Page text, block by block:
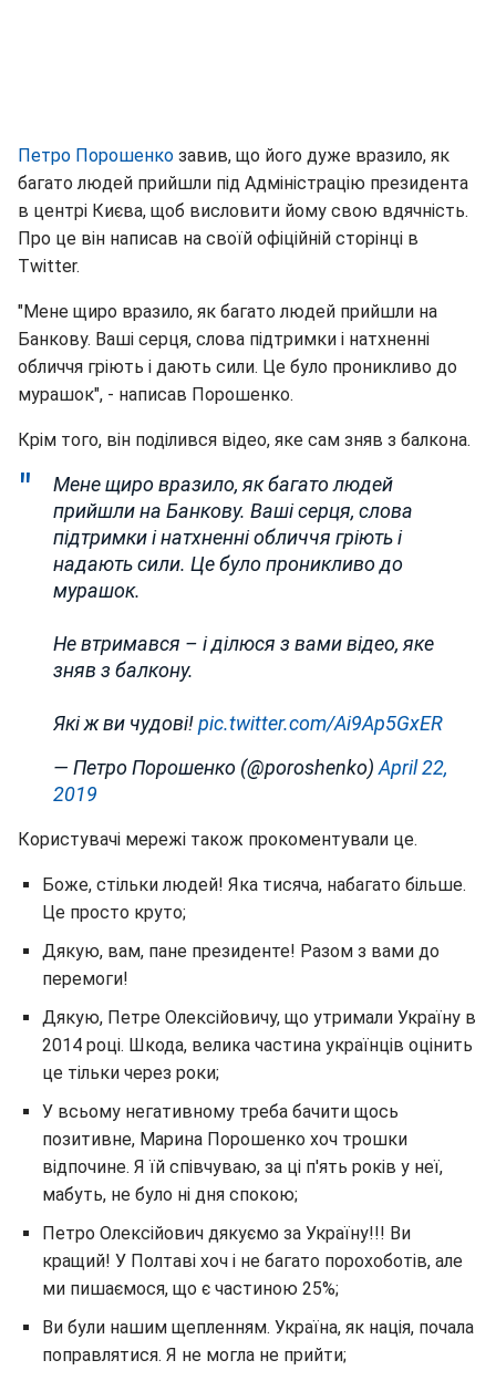
Петро Порошенко завив, що його дуже вразило, як
багато людей прийшли під Адміністрацію президента
в центрі Києва, щоб висловити йому свою вдячність.
Про це він написав на своїй офіційній сторінці в
Twitter.
"Мене щиро вразило, як багато людей прийшли на
Банкову. Ваші серця, слова підтримки і натхненні
обличчя гріють і дають сили. Це було проникливо до
мурашок", - написав Порошенко.
Крім того, він поділився відео, яке сам зняв з балкона.
Мене щиро вразило, як багато людей
прийшли на Банкову. Ваші серця, слова
підтримки і натхненні обличчя гріють і
надають сили. Це було проникливо до
мурашок.
Не втримався – і ділюся з вами відео, яке
зняв з балкону.
Які ж ви чудові!pic.twitter.com/Ai9Ap5GxER
— Петро Порошенко (@poroshenko) April 22,
2019
Користувачі мережі також прокоментували це.
Боже, стільки людей! Яка тисяча, набагато більше.
Це просто круто;
Дякую, вам, пане президенте! Разом з вами до
перемоги!
Дякую, Петре Олексійовичу, що утримали Україну в
2014 році. Шкода, велика частина українців оцінить
це тільки через роки;
У всьому негативному треба бачити щось
позитивне, Марина Порошенко хоч трошки
відпочине. Я їй співчуваю, за ці п'ять років у неї,
мабуть, не було ні дня спокою;
Петро Олексійович дякуємо за Україну!!! Ви
кращий! У Полтаві хоч і не багато порохоботів, але
ми пишаємося, що є частиною 25%;
Ви були нашим щепленням. Україна, як нація, почала
поправлятися. Я не могла не прийти;